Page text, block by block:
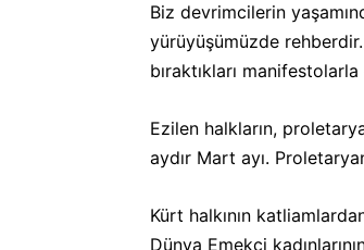
Biz devrimcilerin
yürüyüşümüzde
bıraktıkları
Ezilen halkların,
aydır Mart ayı.
Kürt halkının
Dünya Emekçi